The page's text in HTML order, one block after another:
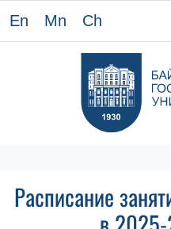
En Mn Ch
Расписание